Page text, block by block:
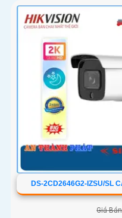
DS-2CD2646G2-IZSU/SL
Giá